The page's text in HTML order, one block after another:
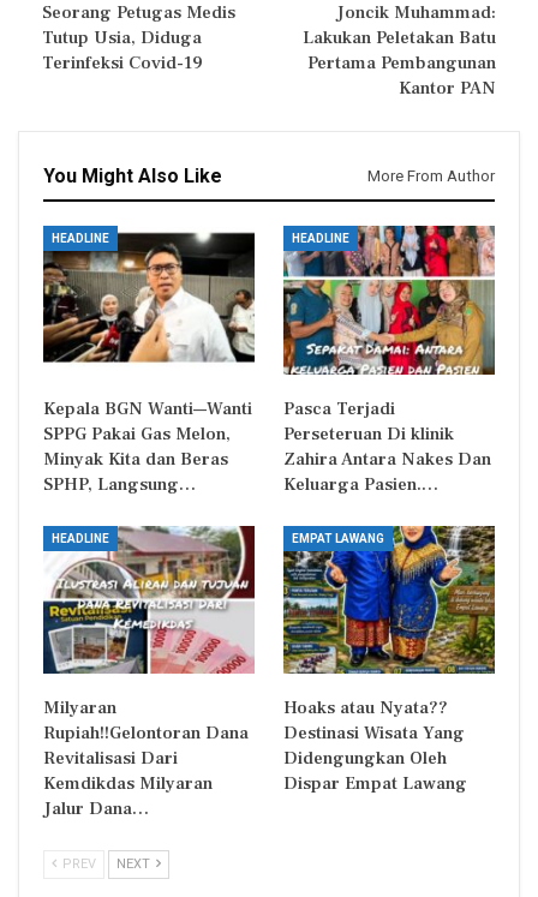
Seorang Petugas Medis
Tutup Usia, Diduga
Terinfeksi Covid-19
Joncik Muhammad:
Lakukan Peletakan Batu
Pertama Pembangunan
Kantor PAN
You Might Also Like More From Author
HEADLINE
Kepala BGN Wanti—Wanti
SPPG Pakai Gas Melon,
Minyak Kita dan Beras
SPHP, Langsung…
HEADLINE
Pasca Terjadi
Perseteruan Di klinik
Zahira Antara Nakes Dan
Keluarga Pasien.…
HEADLINE
Milyaran
Rupiah!!Gelontoran Dana
Revitalisasi Dari
Kemdikdas Milyaran
Jalur Dana…
EMPAT LAWANG
Hoaks atau Nyata??
Destinasi Wisata Yang
Didengungkan Oleh
Dispar Empat Lawang
PREV NEXT